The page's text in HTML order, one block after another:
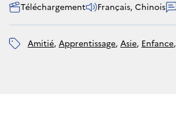
Téléchargement Français, Chinois
amitié, apprentissage, Asie, enfance,